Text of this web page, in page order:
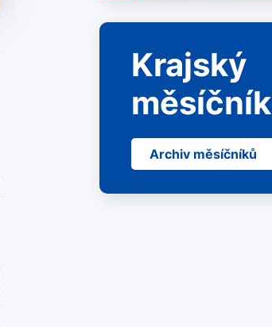
Krajský
měsíčník
Archiv měsíčníků